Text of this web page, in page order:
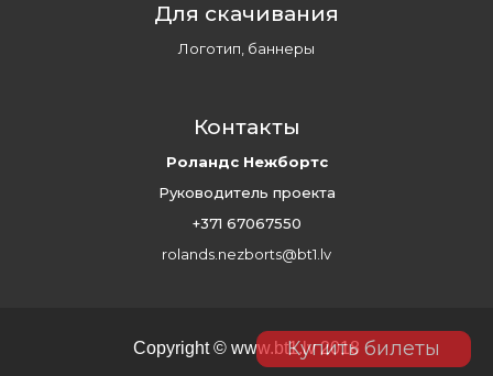
Для скачивания
Логотип, баннеры
Контакты
Роландс Нежбортс
Руководитель проекта
+371 67067550
rolands.nezborts@bt1.lv
Copyright © www.bt1.lv2018
Купить билеты